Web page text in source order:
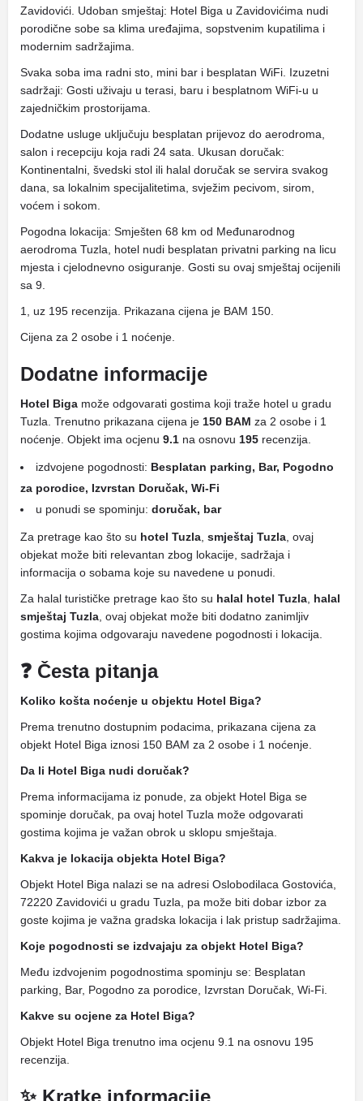
Zavidovići. Udoban smještaj: Hotel Biga u Zavidovićima nudi
porodične sobe sa klima uređajima, sopstvenim kupatilima i
modernim sadržajima.
Svaka soba ima radni sto, mini bar i besplatan WiFi. Izuzetni
sadržaji: Gosti uživaju u terasi, baru i besplatnom WiFi-u u
zajedničkim prostorijama.
Dodatne usluge uključuju besplatan prijevoz do aerodroma,
salon i recepciju koja radi 24 sata. Ukusan doručak:
Kontinentalni, švedski stol ili halal doručak se servira svakog
dana, sa lokalnim specijalitetima, svježim pecivom, sirom,
voćem i sokom.
Pogodna lokacija: Smješten 68 km od Međunarodnog
aerodroma Tuzla, hotel nudi besplatan privatni parking na licu
mjesta i cjelodnevno osiguranje. Gosti su ovaj smještaj ocijenili
sa 9.
1, uz 195 recenzija. Prikazana cijena je BAM 150.
Cijena za 2 osobe i 1 noćenje.
Dodatne informacije
Hotel Biga može odgovarati gostima koji traže hotel u gradu
Tuzla. Trenutno prikazana cijena je 150 BAM za 2 osobe i 1
noćenje. Objekt ima ocjenu 9.1 na osnovu 195 recenzija.
izdvojene pogodnosti: Besplatan parking, Bar, Pogodno
za porodice, Izvrstan Doručak, Wi-Fi
u ponudi se spominju: doručak, bar
Za pretrage kao što su hotel Tuzla smještaj Tuzla , ovaj
objekat može biti relevantan zbog lokacije, sadržaja i
informacija o sobama koje su navedene u ponudi.
Za halal turističke pretrage kao što su halal hotel Tuzla halal
smještaj Tuzla , ovaj objekat može biti dodatno zanimljiv
gostima kojima odgovaraju navedene pogodnosti i lokacija.
❓ Česta pitanja
Koliko košta noćenje u objektu Hotel Biga?
Prema trenutno dostupnim podacima, prikazana cijena za
objekt Hotel Biga iznosi 150 BAM za 2 osobe i 1 noćenje.
Da li Hotel Biga nudi doručak?
Prema informacijama iz ponude, za objekt Hotel Biga se
spominje doručak, pa ovaj hotel Tuzla može odgovarati
gostima kojima je važan obrok u sklopu smještaja.
Kakva je lokacija objekta Hotel Biga?
Objekt Hotel Biga nalazi se na adresi Oslobodilaca Gostovića,
72220 Zavidovići u gradu Tuzla, pa može biti dobar izbor za
goste kojima je važna gradska lokacija i lak pristup sadržajima.
Koje pogodnosti se izdvajaju za objekt Hotel Biga?
Među izdvojenim pogodnostima spominju se: Besplatan
parking, Bar, Pogodno za porodice, Izvrstan Doručak, Wi-Fi.
Kakve su ocjene za Hotel Biga?
Objekt Hotel Biga trenutno ima ocjenu 9.1 na osnovu 195
recenzija.
✨ Kratke informacije